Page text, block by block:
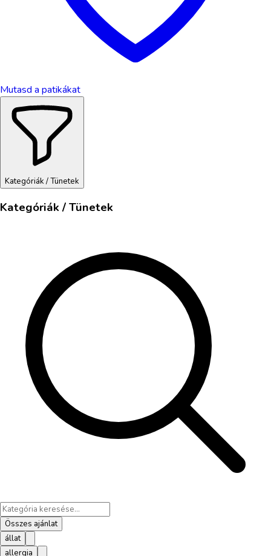
Mutasd a patikákat
Kategóriák / Tünetek
Kategóriák / Tünetek
Összes ajánlat
állat
allergia